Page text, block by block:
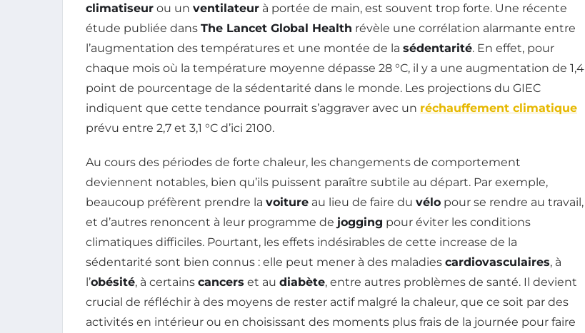
climatiseur ou un ventilateur à portée de main, est souvent trop forte. Une récente
étude publiée dans The Lancet Global Health révèle une corrélation alarmante entre
l’augmentation des températures et une montée de la sédentarité. En effet, pour
chaque mois où la température moyenne dépasse 28 °C, il y a une augmentation de 1,4
point de pourcentage de la sédentarité dans le monde. Les projections du GIEC
indiquent que cette tendance pourrait s’aggraver avec un réchauffement climatique
prévu entre 2,7 et 3,1 °C d’ici 2100.
Au cours des périodes de forte chaleur, les changements de comportement
deviennent notables, bien qu’ils puissent paraître subtile au départ. Par exemple,
beaucoup préfèrent prendre la voiture au lieu de faire du vélo pour se rendre au travail,
et d’autres renoncent à leur programme de jogging pour éviter les conditions
climatiques difficiles. Pourtant, les effets indésirables de cette increase de la
sédentarité sont bien connus : elle peut mener à des maladies cardiovasculaires, à
l’obésité, à certains cancers et au diabète, entre autres problèmes de santé. Il devient
crucial de réfléchir à des moyens de rester actif malgré la chaleur, que ce soit par des
activités en intérieur ou en choisissant des moments plus frais de la journée pour faire